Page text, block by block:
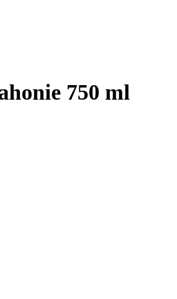
750 ml